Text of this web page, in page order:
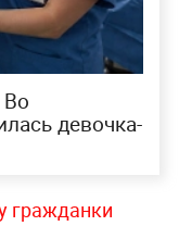
Во
девочка-
гражданки